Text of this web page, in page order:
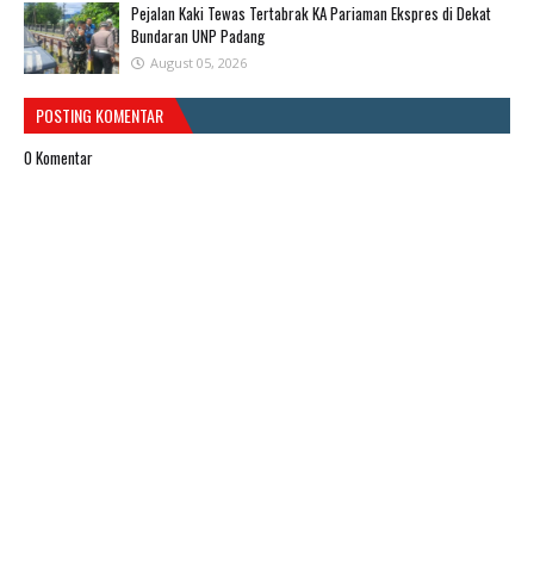
Pejalan Kaki Tewas Tertabrak KA Pariaman Ekspres di Dekat
Bundaran UNP Padang
August 05, 2026
POSTING KOMENTAR
0 Komentar